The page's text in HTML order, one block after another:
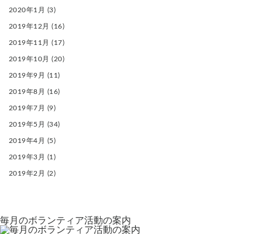
2020年1月 (3)
2019年12月 (16)
2019年11月 (17)
2019年10月 (20)
2019年9月 (11)
2019年8月 (16)
2019年7月 (9)
2019年5月 (34)
2019年4月 (5)
2019年3月 (1)
2019年2月 (2)
毎月のボランティア活動の案内